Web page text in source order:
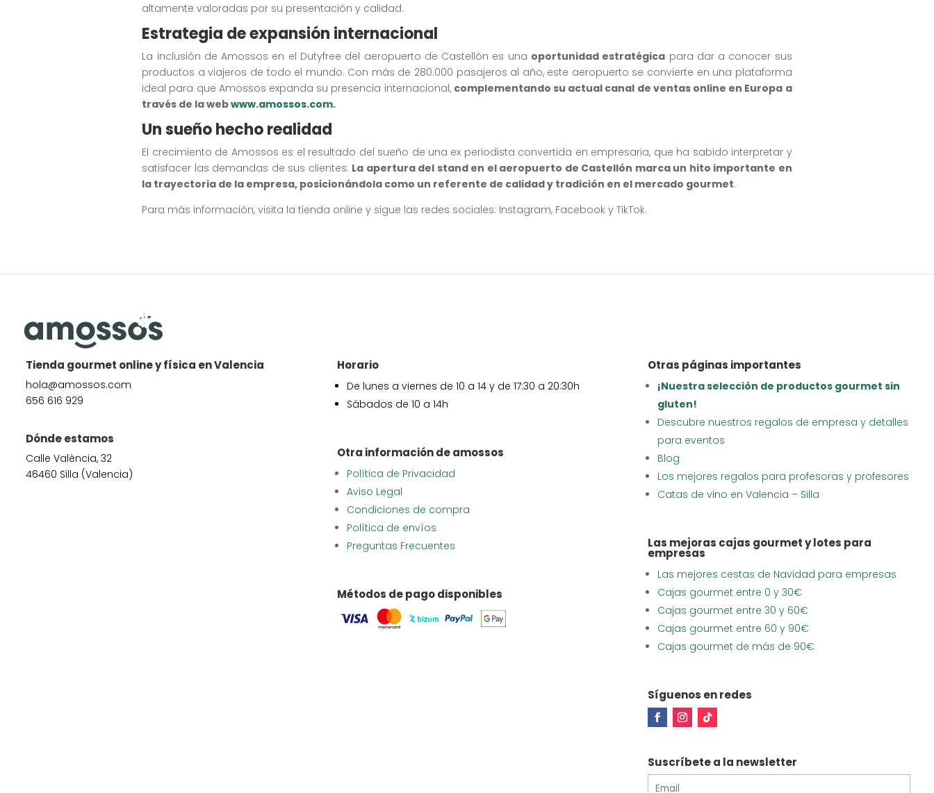
altamente valoradas por su presentación y calidad.
Estrategia de expansión internacional
La inclusión de Amossos en el Dutyfree del aeropuerto de Castellón es una oportunidad estratégica para dar a conocer sus
productos a viajeros de todo el mundo. Con más de 280.000 pasajeros al año, este aeropuerto se convierte en una plataforma
ideal para que Amossos expanda su presencia internacional, complementando su actual canal de ventas online en Europa a
través de la webwww.amossos.com.
Un sueño hecho realidad
El crecimiento de Amossos es el resultado del sueño de una ex periodista convertida en empresaria, que ha sabido interpretar y
satisfacer las demandas de sus clientes. La apertura del stand en el aeropuerto de Castellón marca un hito importante en
la trayectoria de la empresa, posicionándola como un referente de calidad y tradición en el mercado gourmet.
Para más información, visita la tienda online y sigue las redes sociales: Instagram, Facebook y TikTok.
Tienda gourmet online y física en Valencia
hola@amossos.com
656 616 929
Dónde estamos
Calle València, 32
46460 Silla (Valencia)
Horario
De lunes a viernes de 10 a 14 y de 17:30 a 20:30h
Sábados de 10 a 14h
Otra información de amossos
Política de Privacidad
Aviso Legal
Condiciones de compra
Política de envíos
Preguntas Frecuentes
Métodos de pago disponibles
Otras páginas importantes
¡Nuestra selección de productos gourmet sin
gluten!
Descubre nuestros regalos de empresa y detalles
para eventos
Blog
Los mejores regalos para profesoras y profesores
Catas de vino en Valencia – Silla
Las mejoras cajas gourmet y lotes para
empresas
Las mejores cestas de Navidad para empresas
Cajas gourmet entre 0 y 30€
Cajas gourmet entre 30 y 60€
Cajas gourmet entre 60 y 90€
Cajas gourmet de más de 90€
Síguenos en redes
Suscríbete a la newsletter